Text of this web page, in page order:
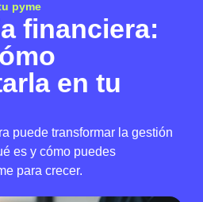
pyme
financiera:
en tu
puede transformar la gestión
es y cómo puedes
para crecer.